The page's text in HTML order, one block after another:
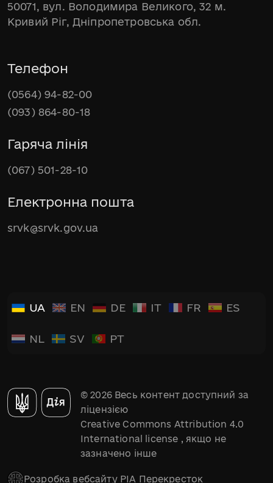
50071, вул. Володимира Великого, 32 м.
Кривий Ріг, Дніпропетровська обл.
Телефон
(0564) 94-82-00
(093) 864-80-18
Гаряча лінія
(067) 501-28-10
Електронна пошта
srvk@srvk.gov.ua
UA EN DE IT FR ES
NL SV PT
© 2026 Весь контент доступний за
ліцензією
Creative Commons Attribution 4.0
International license , якщо не
зазначено інше
Розробка вебсайту РІА Перекресток